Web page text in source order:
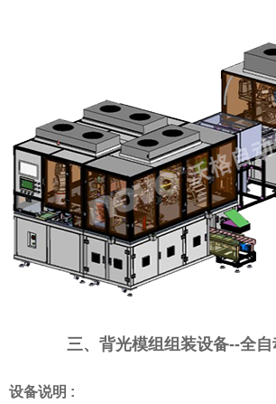
三、背光模组组装设备--全自
设备说明 :